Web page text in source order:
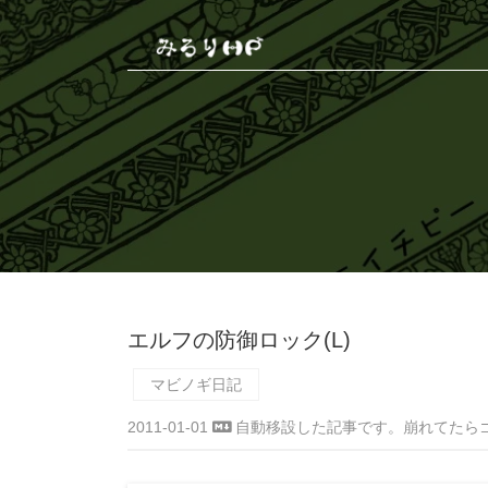
エルフの防御ロック(L)
マビノギ日記
2011-01-01 自動移設した記事です。崩れてたら